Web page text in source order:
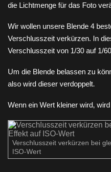
die Lichtmenge für das Foto
Wir wollen unsere Blende 4
Verschlusszeit verkürzen. In
Verschlusszeit von 1/30 auf 1/
Um die Blende belassen zu
also wird dieser verdoppelt.
Wenn ein Wert kleiner wird,
Verschlusszeit verkürzen bei
ISO-Wert